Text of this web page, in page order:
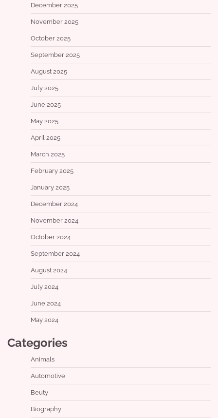
December 2025
November 2025
October 2025
September 2025
August 2025
July 2025
June 2025
May 2025
April 2025
March 2025
February 2025
January 2025
December 2024
November 2024
October 2024
September 2024
August 2024
July 2024
June 2024
May 2024
Categories
Animals
Automotive
Beuty
Biography